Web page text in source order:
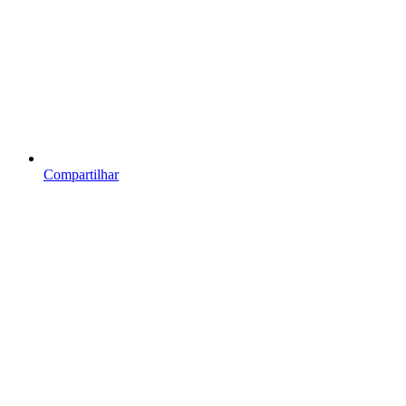
Compartilhar